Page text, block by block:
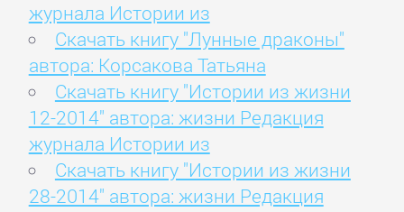
журнала Истории из
Скачать книгу "Лунные драконы"
автора: Корсакова Татьяна
Скачать книгу "Истории из жизни
12-2014" автора: жизни Редакция
журнала Истории из
Скачать книгу "Истории из жизни
28-2014" автора: жизни Редакция